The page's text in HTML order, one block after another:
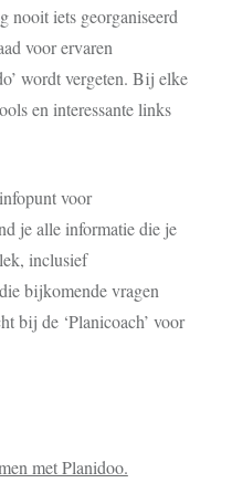
nooit iets georganiseerd
voor ervaren
wordt vergeten. Bij elke
en interessante links
voor
je alle informatie die je
inclusief
bijkomende vragen
bij de ‘Planicoach’ voor
met Planidoo.